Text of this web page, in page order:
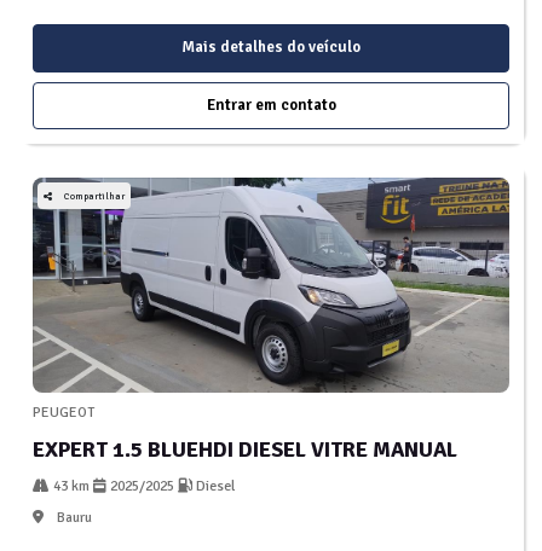
Mais detalhes do veículo
Entrar em contato
Compartilhar
PEUGEOT
EXPERT 1.5 BLUEHDI DIESEL VITRE MANUAL
43 km 2025/2025
Diesel
Bauru